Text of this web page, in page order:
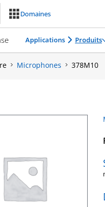
Domaines
Applications Produits
Microphones 378M10